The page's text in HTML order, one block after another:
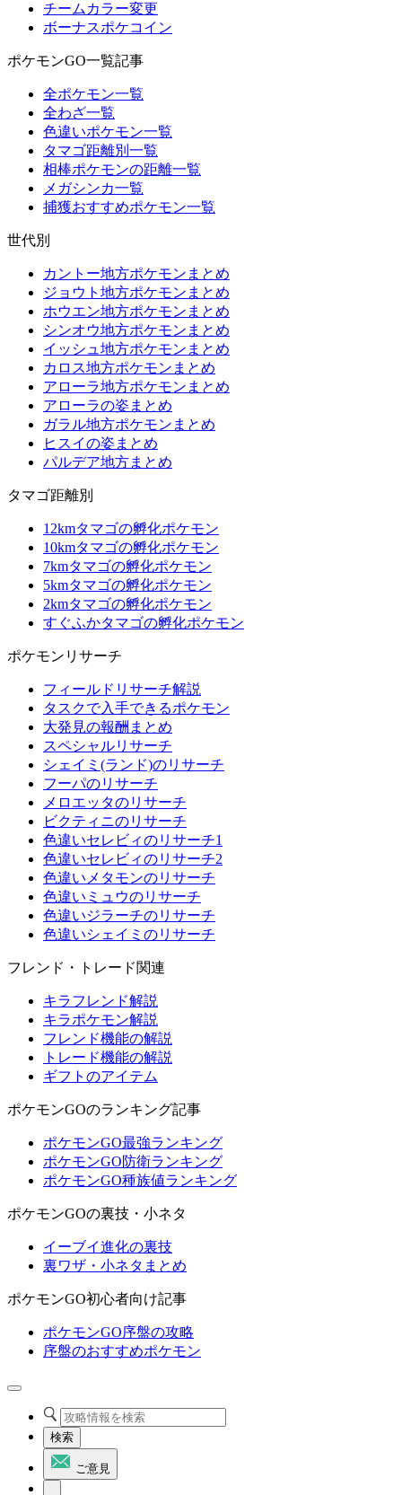
チームカラー変更
ボーナスポケコイン
ポケモンGO一覧記事
全ポケモン一覧
全わざ一覧
色違いポケモン一覧
タマゴ距離別一覧
相棒ポケモンの距離一覧
メガシンカ一覧
捕獲おすすめポケモン一覧
世代別
カントー地方ポケモンまとめ
ジョウト地方ポケモンまとめ
ホウエン地方ポケモンまとめ
シンオウ地方ポケモンまとめ
イッシュ地方ポケモンまとめ
カロス地方ポケモンまとめ
アローラ地方ポケモンまとめ
アローラの姿まとめ
ガラル地方ポケモンまとめ
ヒスイの姿まとめ
パルデア地方まとめ
タマゴ距離別
12kmタマゴの孵化ポケモン
10kmタマゴの孵化ポケモン
7kmタマゴの孵化ポケモン
5kmタマゴの孵化ポケモン
2kmタマゴの孵化ポケモン
すぐふかタマゴの孵化ポケモン
ポケモンリサーチ
フィールドリサーチ解説
タスクで入手できるポケモン
大発見の報酬まとめ
スペシャルリサーチ
シェイミ(ランド)のリサーチ
フーパのリサーチ
メロエッタのリサーチ
ビクティニのリサーチ
色違いセレビィのリサーチ1
色違いセレビィのリサーチ2
色違いメタモンのリサーチ
色違いミュウのリサーチ
色違いジラーチのリサーチ
色違いシェイミのリサーチ
フレンド・トレード関連
キラフレンド解説
キラポケモン解説
フレンド機能の解説
トレード機能の解説
ギフトのアイテム
ポケモンGOのランキング記事
ポケモンGO最強ランキング
ポケモンGO防衛ランキング
ポケモンGO種族値ランキング
ポケモンGOの裏技・小ネタ
イーブイ進化の裏技
裏ワザ・小ネタまとめ
ポケモンGO初心者向け記事
ポケモンGO序盤の攻略
序盤のおすすめポケモン
検索
ご意見